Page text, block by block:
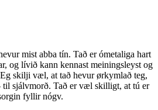
mist abba tín. Tað er ómetaliga hart
og lívið kann kennast meiningsleyst og
skilji væl, at tað hevur ørkymlað teg,
til sjálvmorð. Tað er væl skilligt, at tú er
fyllir nógv.